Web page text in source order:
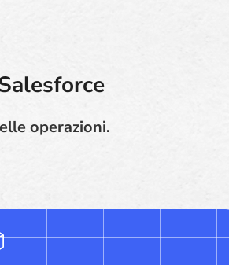
operazioni.